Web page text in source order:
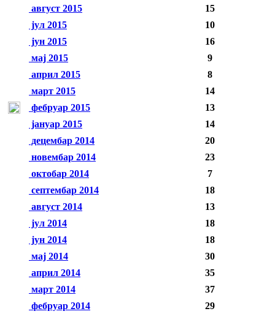
август 2015
15
јул 2015
10
јун 2015
16
мај 2015
9
април 2015
8
март 2015
14
фебруар 2015
13
јануар 2015
14
децембар 2014
20
новембар 2014
23
октобар 2014
7
септембар 2014
18
август 2014
13
јул 2014
18
јун 2014
18
мај 2014
30
април 2014
35
март 2014
37
фебруар 2014
29